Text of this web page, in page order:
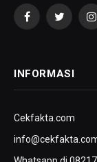
FacebookTwitter
INFORMASI
Cekfakta.com